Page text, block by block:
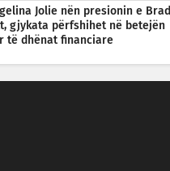
Jolie nën presionin e Brad
gjykata përfshihet në betejën
të dhënat financiare